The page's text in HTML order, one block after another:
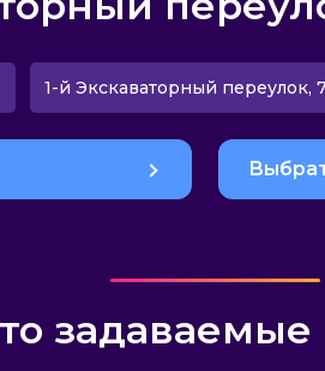
1-й Экскаваторный переулок,